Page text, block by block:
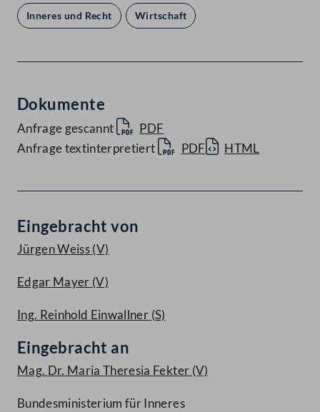
Inneres und Recht Wirtschaft
Dokumente
Anfrage gescannt
PDF
Anfrage textinterpretiert
PDF HTML
Eingebracht von
Jürgen Weiss(V)
Edgar Mayer (V)
Ing. Reinhold Einwallner (S)
Eingebracht an
Mag. Dr. Maria Theresia Fekter (V)
Bundesministerium für Inneres